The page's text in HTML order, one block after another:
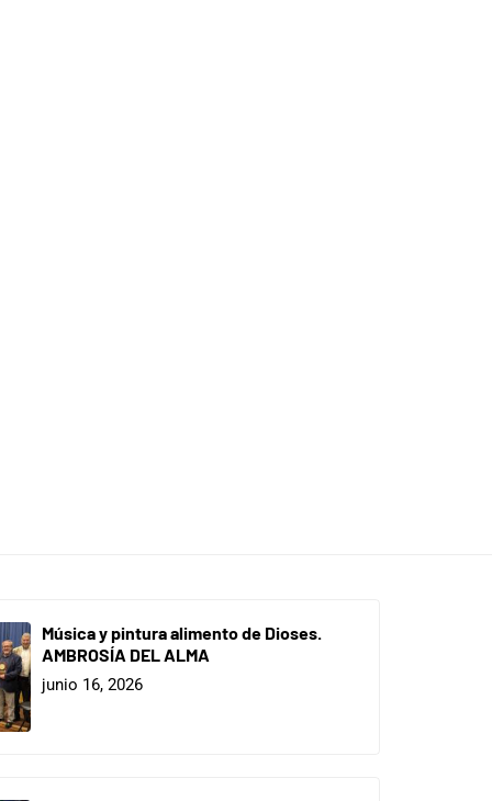
Música y pintura alimento de Dioses.
AMBROSÍA DEL ALMA
junio 16, 2026